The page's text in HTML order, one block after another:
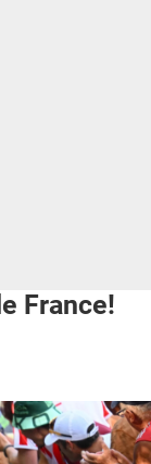
France!